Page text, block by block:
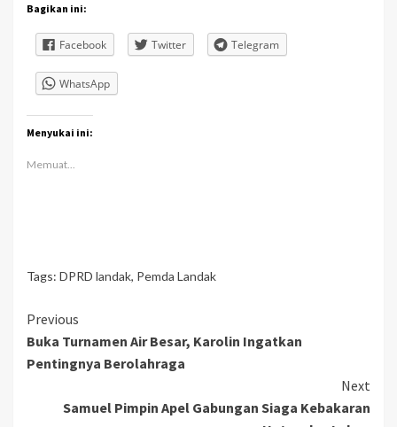
Bagikan ini:
Facebook Twitter Telegram
WhatsApp
Menyukai ini:
Memuat...
Tags: DPRD landak, Pemda Landak
Continue
Reading
Previous
Buka Turnamen Air Besar, Karolin Ingatkan
Pentingnya Berolahraga
Next
Samuel Pimpin Apel Gabungan Siaga Kebakaran